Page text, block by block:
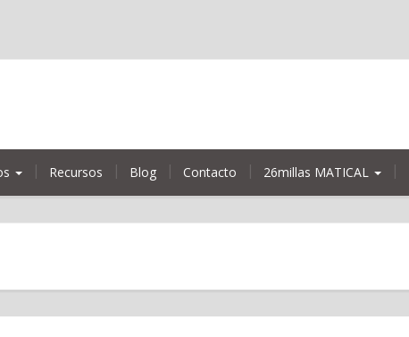
Recursos Blog Contacto 26millas MATICAL